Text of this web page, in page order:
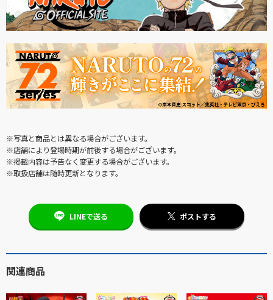
※写真と商品とは異なる場合がございます。
※店舗により登場時期が前後する場合がございます。
※掲載内容は予告なく変更する場合がございます。
※取扱店舗は随時更新となります。
LINEで送る ポストする
関連商品